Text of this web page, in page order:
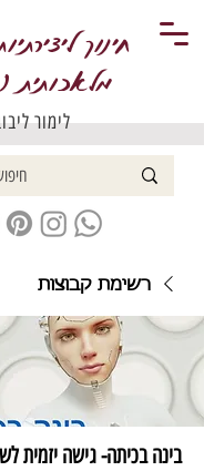
חינוך
מלאכותית (
לימור
רשימת קבוצות
בינה בכיתה- גישה יזמית